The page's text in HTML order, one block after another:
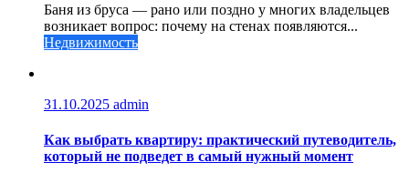
Баня из бруса — рано или поздно у многих владельцев
возникает вопрос: почему на стенах появляются...
Недвижимость
31.10.2025 admin
Как выбрать квартиру: практический путеводитель,
который не подведет в самый нужный момент